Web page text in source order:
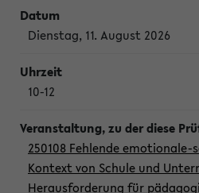
Dienstag, 11. August 2026
10-12
250108 Fehlende
Kontext von Schule und
Herausforderung für